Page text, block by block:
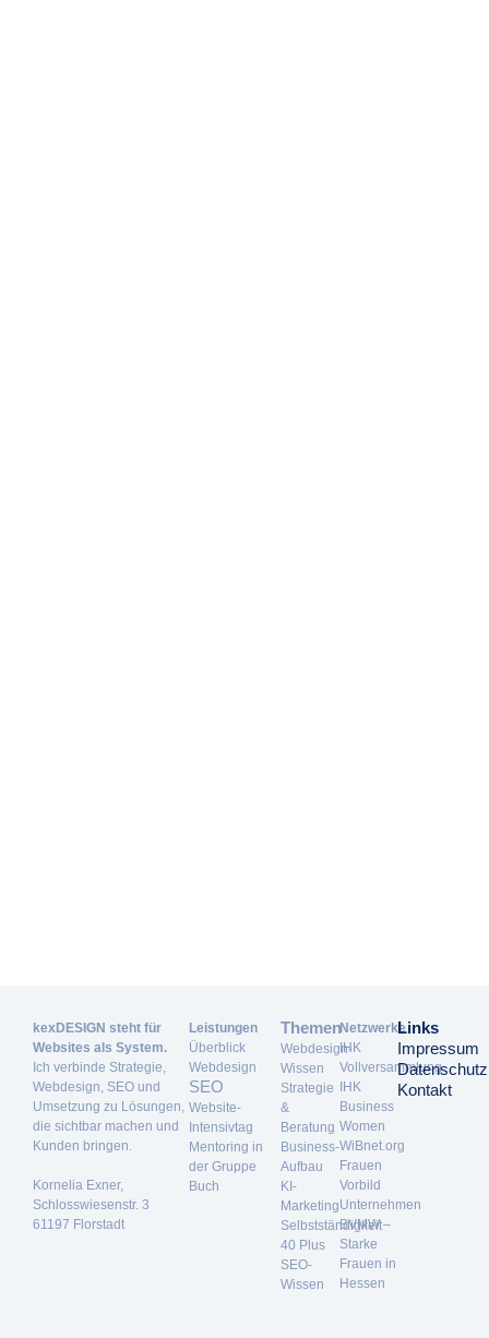
kexDESIGN steht für
Websites als System.
Ich verbinde Strategie,
Webdesign, SEO und
Umsetzung zu Lösungen,
die sichtbar machen und
Kunden bringen.
Kornelia Exner,
Schlosswiesenstr. 3
61197 Florstadt
Leistungen
Überblick
Webdesign
SEO
Website-
Intensivtag
Mentoring in
der Gruppe
Buch
Themen
Webdesign-
Wissen
Strategie
&
Beratung
Business-
Aufbau
KI-
Marketing
Selbstständigkeit
40 Plus
SEO-
Wissen
Netzwerke
IHK
Vollversammlung
IHK
Business
Women
WiBnet.org
Frauen
Vorbild
Unternehmen
BVMW –
Starke
Frauen in
Hessen
Links
Impressum
Datenschutz
Kontakt